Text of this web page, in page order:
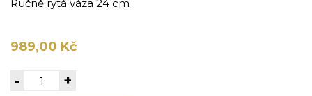
Ručně rytá váza 24 cm
989,00 Kč
- +